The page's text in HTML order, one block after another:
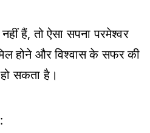
हैं, तो ऐसा सपना परमेश्वर
होने और विश्वास के सफर की
सकता है।